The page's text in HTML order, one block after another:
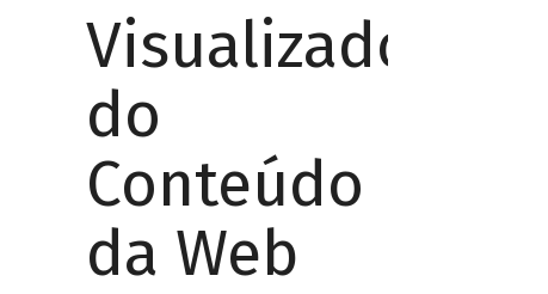
Visualizador
do
Conteúdo
da Web